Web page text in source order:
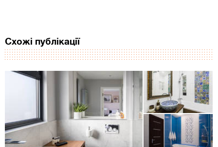
Схожі публікації